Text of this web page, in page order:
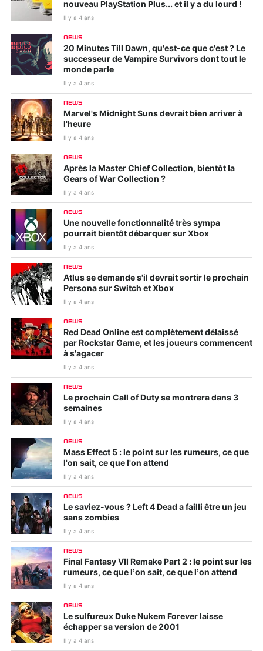
nouveau PlayStation Plus... et il y a du lourd !
Il y a 4 ans
NEWS
20 Minutes Till Dawn, qu'est-ce que c'est ? Le
successeur de Vampire Survivors dont tout le
monde parle
Il y a 4 ans
NEWS
Marvel's Midnight Suns devrait bien arriver à
l'heure
Il y a 4 ans
NEWS
Après la Master Chief Collection, bientôt la
Gears of War Collection ?
Il y a 4 ans
NEWS
Une nouvelle fonctionnalité très sympa
pourrait bientôt débarquer sur Xbox
Il y a 4 ans
NEWS
Atlus se demande s'il devrait sortir le prochain
Persona sur Switch et Xbox
Il y a 4 ans
NEWS
Red Dead Online est complètement délaissé
par Rockstar Game, et les joueurs commencent
à s'agacer
Il y a 4 ans
NEWS
Le prochain Call of Duty se montrera dans 3
semaines
Il y a 4 ans
NEWS
Mass Effect 5 : le point sur les rumeurs, ce que
l'on sait, ce que l'on attend
Il y a 4 ans
NEWS
Le saviez-vous ? Left 4 Dead a failli être un jeu
sans zombies
Il y a 4 ans
NEWS
Final Fantasy VII Remake Part 2 : le point sur les
rumeurs, ce que l’on sait, ce que l’on attend
Il y a 4 ans
NEWS
Le sulfureux Duke Nukem Forever laisse
échapper sa version de 2001
Il y a 4 ans